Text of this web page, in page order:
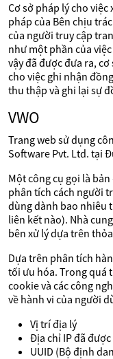
Cơ sở pháp lý cho
pháp của Bên chịu
của người truy cập
như một phần của
vậy đã được đưa ra,
cho việc ghi nhận
thu thập và ghi lại sự
VWO
Trang web sử dụng
Software Pvt. Ltd. tại
Một công cụ gọi là
phân tích cách người
dùng dành bao nhiêu
liên kết nào). Nhà
bên xử lý dựa trên
Dựa trên phân tích
tối ưu hóa. Trong quá
cookie và các công
về hành vi của người
Vị trí địa lý
Địa chỉ IP đã
UUID (Bộ định